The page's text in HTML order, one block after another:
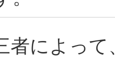
者によっ